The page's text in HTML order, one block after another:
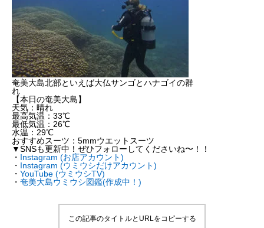
奄美大島北部といえば大仏サンゴとハナゴイの群
れ
【本日の奄美大島】
天気：晴れ
最高気温：33℃
最低気温：26℃
水温：29℃
おすすめスーツ：5mmウエットスーツ
▼SNSも更新中！ぜひフォローしてくださいね〜！！
・ Instagram (お店アカウント)
・ Instagram (ウミウシだけアカウント)
・ YouTube (ウミウシTV)
・ 奄美大島ウミウシ図鑑(作成中！)
この記事のタイトルとURLをコピーする